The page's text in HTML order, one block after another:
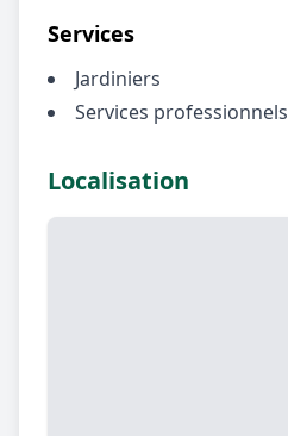
Services
Jardiniers
Services professionnels
Localisation